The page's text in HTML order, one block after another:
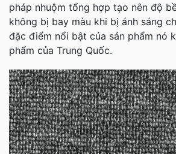
pháp nhuộm tổng hợp tạo nên độ
không bị bay màu khi bị ánh sáng
đặc điểm nổi bật của sản phẩm nó
phẩm của Trung Quốc.